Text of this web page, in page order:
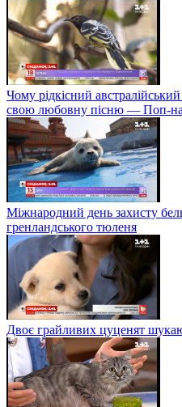
Чому рідкісний
свою любовну пісню — Поп-
Міжнародний день захисту
гренландського тюленя
Двоє грайливих цуценят